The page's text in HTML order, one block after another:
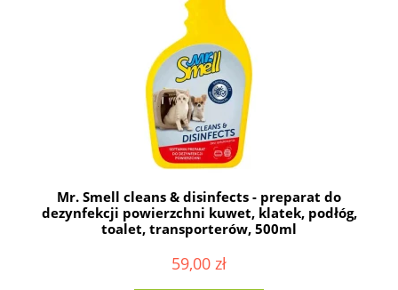
Mr. Smell cleans & disinfects - preparat do
dezynfekcji powierzchni kuwet, klatek, podłóg,
toalet, transporterów, 500ml
59,00 zł